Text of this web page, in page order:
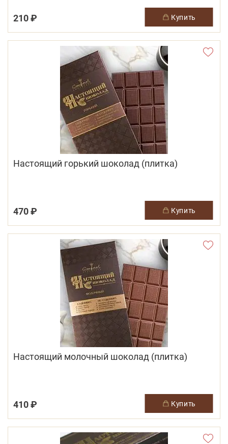
210 ₽ купить
Настоящий горький шоколад (плитка)
470 ₽ купить
Настоящий молочный шоколад (плитка)
410 ₽ купить